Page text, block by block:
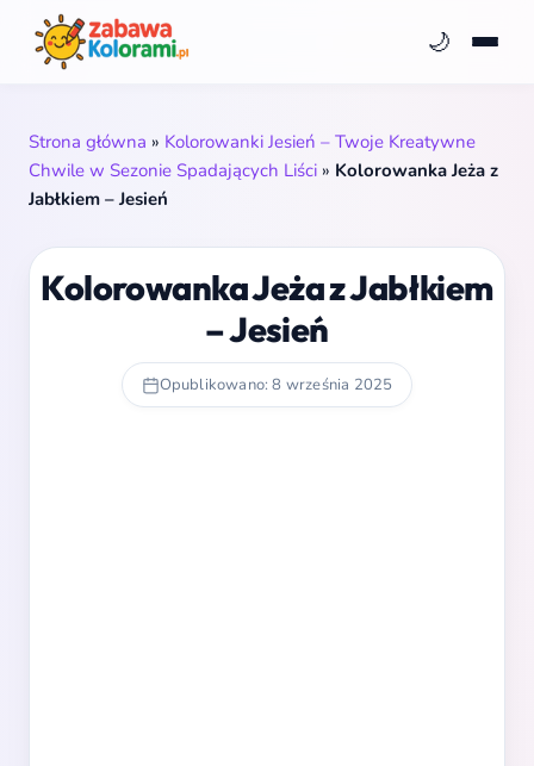
🌙
Strona główna » Kolorowanki Jesień – Twoje Kreatywne
Chwile w Sezonie Spadających Liści » Kolorowanka Jeża z
Jabłkiem – Jesień
Kolorowanka Jeża z Jabłkiem
– Jesień
Opublikowano: 8 września 2025